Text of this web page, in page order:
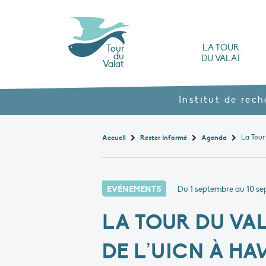
Tour
du
Valat
LA TOUR
DU VALAT
Institut de
Accueil Rester informé Agenda
EVÉNEMENTS Du 1 septembre au 10
LA TOUR DU
DE L’UICN À